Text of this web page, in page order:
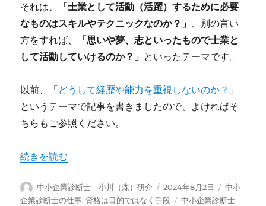
それは、
「士業として活動（活躍）するために必要
なものはスキルやテクニックなのか？」 、別の言い
方をすれば、
「思いや夢、志といったもので士業と
して活動していけるのか？」 といったテーマです。
以前、「どうして経歴や能力を重視しないのか？ 」
というテーマで記事を書きましたので、よければそ
ちらもご参照ください。
“思い？テクニック？” の
続きを読む
投
稿
中小企業診断士 小川（森）研介
投
稿
2024年8月2日
カ
テ
中小
企業診断士の仕事, 資格は目的ではなく手段
タ
中小企業診断士